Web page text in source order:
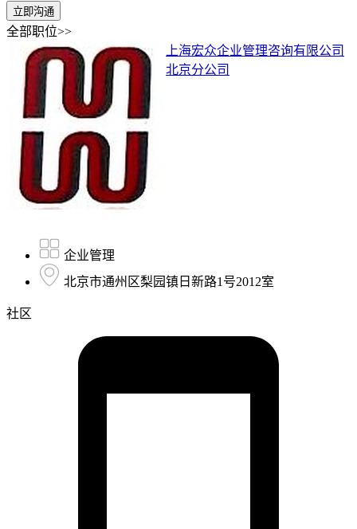
立即沟通
全部职位>>
上海宏众企业管理咨询有限公司
北京分公司
企业管理
北京市通州区梨园镇日新路1号2012室
社区